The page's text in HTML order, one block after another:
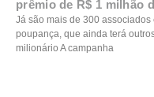
prêmio de R$ 1 milhão
Já são mais de 300
poupança, que ainda terá
milionário A campanha